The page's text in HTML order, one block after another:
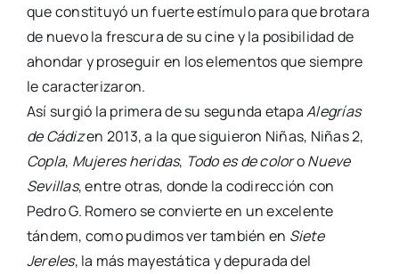
que constituyó un fuerte estímulo para que brotara
de nuevo la frescura de su cine y la posibilidad de
ahondar y proseguir en los elementos que siempre
le caracterizaron.
Así surgió la primera de su segunda etapaAlegrías
de Cádizen 2013, a la que siguieron Niñas, Niñas 2,
Copla, Mujeres heridas, Todo es de coloroNueve
Sevillas, entre otras, donde la codirección con
Pedro G. Romero se convierte en un excelente
tándem, como pudimos ver también en Siete
Jereles, la más mayestática y depurada del